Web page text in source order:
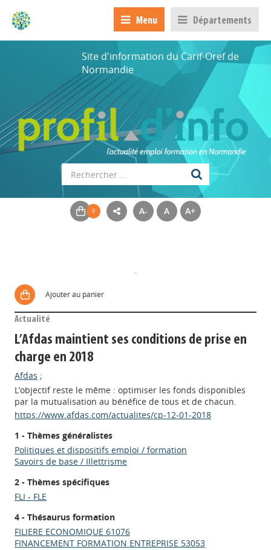
Menu Départements
Site d'information du Carif-Oref de
Normandie
A- A A+
Ajouter au panier
Actualité
L’Afdas maintient ses conditions de prise en
charge en 2018
Afdas ;
L’objectif reste le même : optimiser les fonds disponibles
par la mutualisation au bénéfice de tous et de chacun.
https://www.afdas.com/actualites/cp-12-01-2018
1 - Thèmes généralistes
Politiques et dispositifs emploi / formation
Savoirs de base / Illettrisme
2 - Thèmes spécifiques
FLI - FLE
4 - Thésaurus formation
FILIERE ECONOMIQUE 61076
FINANCEMENT FORMATION ENTREPRISE 53053
Appels à projets